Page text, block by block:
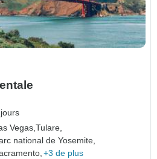
Vegas,Tulare,
national de Yosemite,
+3 de plus